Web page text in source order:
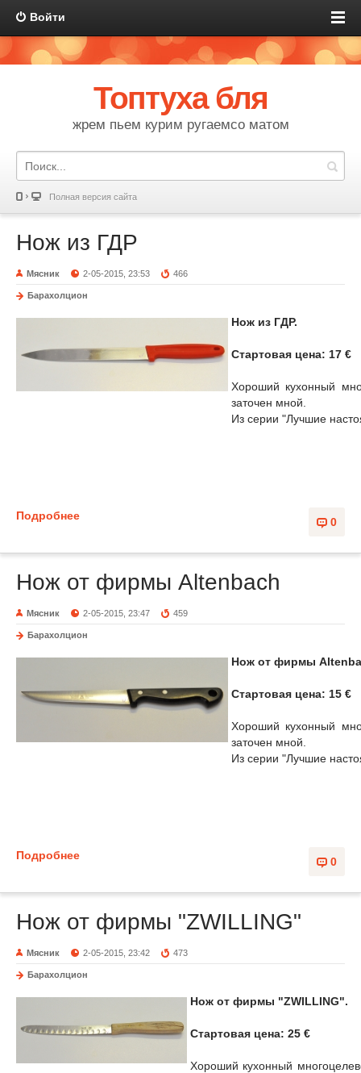
Войти
Топтуха бля
жрем пьем курим ругаемсо матом
Полная версия сайта
Нож из ГДР
Мясник 2-05-2015, 23:53 466
Барахолцион
Нож из ГДР.
Стартовая цена: 17 €
Хороший кухонный
заточен мной.
Из серии "Лучшие
0
Подробнее
Нож от фирмы Altenbach
Мясник 2-05-2015, 23:47 459
Барахолцион
Нож от фирмы
Стартовая цена: 15 €
Хороший кухонный
заточен мной.
Из серии "Лучшие
0
Подробнее
Нож от фирмы "ZWILLING"
Мясник 2-05-2015, 23:42 473
Барахолцион
Нож от фирмы "ZWILLING".
Стартовая цена: 25 €
Хороший кухонный